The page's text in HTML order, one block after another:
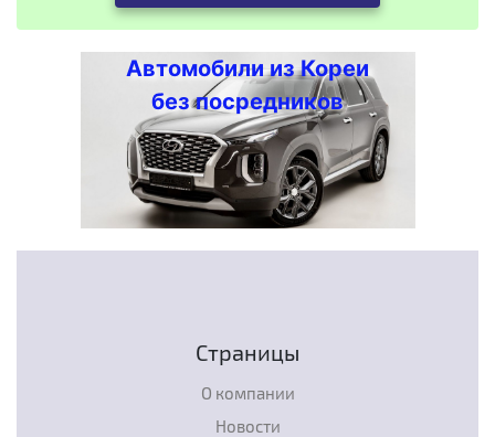
Автомобили из Кореи
без посредников
Страницы
О компании
Новости